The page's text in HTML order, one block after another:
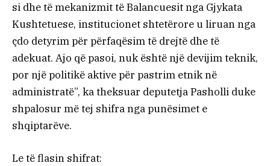
si dhe të mekanizmit të Balancuesit nga Gjykata
Kushtetuese, institucionet shtetërore u liruan nga
çdo detyrim për përfaqësim të drejtë dhe të
adekuat. Ajo që pasoi, nuk është një devijim teknik,
por një politikë aktive për pastrim etnik në
administratë”, ka theksuar deputetja Pasholli duke
shpalosur më tej shifra nga punësimet e
shqiptarëve.
Le të flasin shifrat: